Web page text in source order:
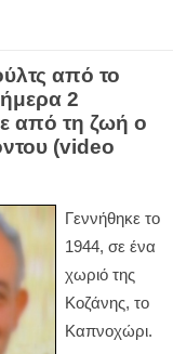
από το
2
από τη ζωή ο
(video
Γεννήθηκε το
1944, σε ένα
χωριό της
Κοζάνης, το
Καπνοχώρι.